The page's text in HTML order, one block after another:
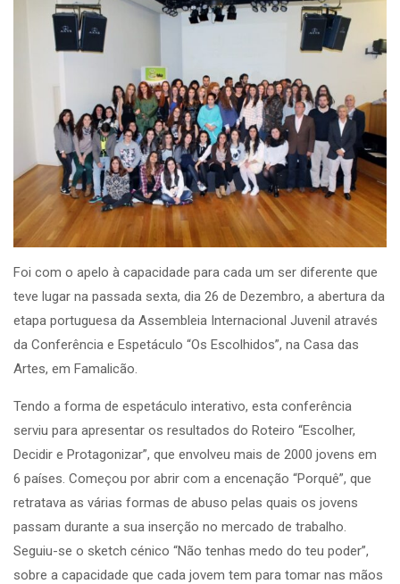
Foi com o apelo à capacidade para cada um ser diferente que
teve lugar na passada sexta, dia 26 de Dezembro, a abertura da
etapa portuguesa da Assembleia Internacional Juvenil através
da Conferência e Espetáculo “Os Escolhidos”, na Casa das
Artes, em Famalicão.
Tendo a forma de espetáculo interativo, esta conferência
serviu para apresentar os resultados do Roteiro “Escolher,
Decidir e Protagonizar”, que envolveu mais de 2000 jovens em
6 países. Começou por abrir com a encenação “Porquê”, que
retratava as várias formas de abuso pelas quais os jovens
passam durante a sua inserção no mercado de trabalho.
Seguiu-se o sketch cénico “Não tenhas medo do teu poder”,
sobre a capacidade que cada jovem tem para tomar nas mãos